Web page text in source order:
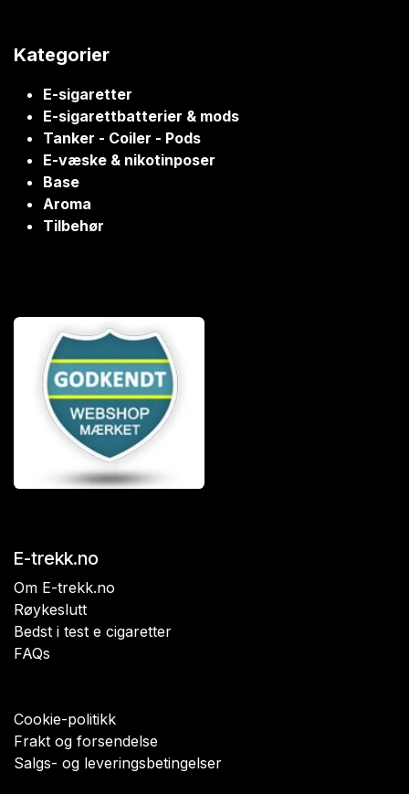
Kategorier
E-sigaretter
E-sigarettbatterier & mods
Tanker - Coiler - Pods
E-væske & nikotinposer
Base
Aroma
Tilbehør
E-trekk.no
Om E-trekk.no
Røykeslutt
Bedst i test e cigaretter
FAQs
Cookie-politikk
Frakt og forsendelse
Salgs- og leveringsbetingelser